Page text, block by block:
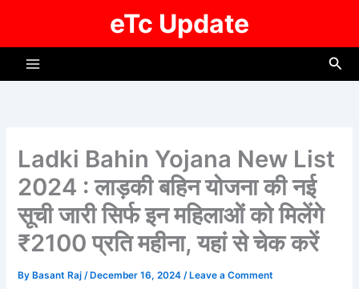
eTc Update
Ladki Bahin Yojana New List
2024 : लाड़की बहिन योजना की नई
सूची जारी सिर्फ इन महिलाओं को मिलेंगे
₹2100 प्रति महीना, यहां से चेक करें
By Basant Raj/ December 16, 2024/ Leave a Comment